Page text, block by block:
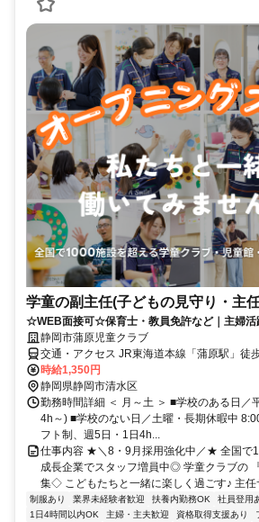
学童の副主任(子どもの見守り・主
☆WEB面接可☆保育士・教員免許など｜主婦活
静岡市蒲原児童クラブ
交通・アクセス JR東海道本線「蒲原駅」徒
時給1,350円
静岡県静岡市清水区
勤務時間詳細 ＜ 月～土 ＞ ■学校のある日／
4h～) ■学校のない日／土曜・長期休暇中
フト制、週5日・1日4h...
仕事内容 ★＼8・9月採用強化中／★ 全国で
成長企業でスタッフ増員中◎ 学童クラブの
集◇ こどもたちと一緒に楽しく過ごす♪ 主任
制服あり 業界未経験者歓迎 扶養内勤務OK 社員登用
1日4時間以内OK
主婦・主夫歓迎 資格取得支援あり